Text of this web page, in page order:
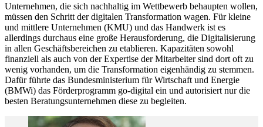
Unternehmen, die sich nachhaltig im Wettbewerb behaupten wollen,
müssen den Schritt der digitalen Transformation wagen. Für kleine
und mittlere Unternehmen (KMU) und das Handwerk ist es
allerdings durchaus eine große Herausforderung, die Digitalisierung
in allen Geschäftsbereichen zu etablieren. Kapazitäten sowohl
finanziell als auch von der Expertise der Mitarbeiter sind dort oft zu
wenig vorhanden, um die Transformation eigenhändig zu stemmen.
Dafür führte das Bundesministerium für Wirtschaft und Energie
(BMWi) das Förderprogramm go-digital ein und autorisiert nur die
besten Beratungsunternehmen diese zu begleiten.